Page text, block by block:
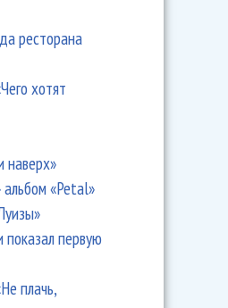
ресторана
хотят
наверх»
«Petal»
первую
плачь,